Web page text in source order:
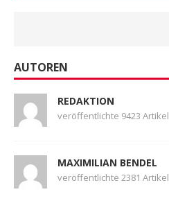
AUTOREN
REDAKTION
veröffentlichte 9423 Artikel
MAXIMILIAN BENDEL
veröffentlichte 2381 Artikel